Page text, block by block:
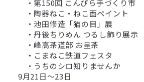
・第150回 こんぴら手づくり市
・陶器ねこ・ねこ面ペイント
・池田修造「猫の目」展
・丹後ちりめん つるし飾り展示
・峰高茶道部 お呈茶
・こまねこ鉄道フェスタ
・うちのシロ知りませんか
9月21日～23日